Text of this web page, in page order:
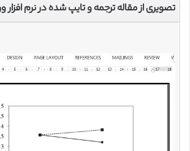
تصویری از مقاله ترجمه و تایپ شده در نرم افزار